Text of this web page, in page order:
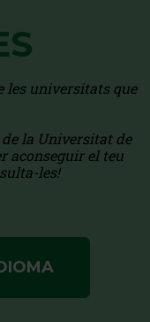
les universitats que
la Universitat de
aconseguir el teu
les!